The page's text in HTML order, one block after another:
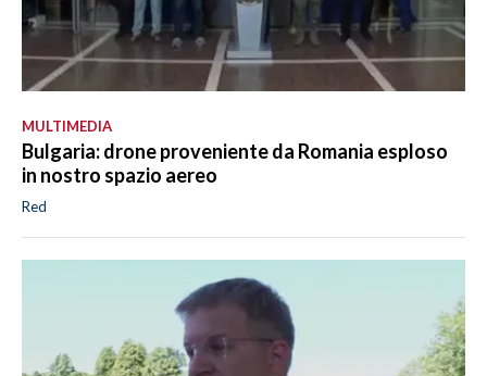
MULTIMEDIA
Bulgaria: drone proveniente da Romania esploso
in nostro spazio aereo
Red